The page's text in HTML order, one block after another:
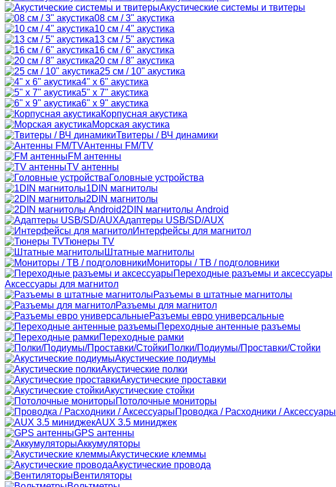
Акустические системы и твитеры
08 см / 3" акустика
10 см / 4" акустика
13 см / 5" акустика
16 см / 6" акустика
20 см / 8" акустика
25 см / 10" акустика
4" x 6" акустика
5" x 7" акустика
6" x 9" акустика
Корпусная акустика
Морская акустика
Твитеры / ВЧ динамики
Антенны FM/TV
FM антенны
TV антенны
Головные устройства
1DIN магнитолы
2DIN магнитолы
2DIN магнитолы Android
Адаптеры USB/SD/AUX
Интерфейсы для магнитол
Тюнеры TV
Штатные магнитолы
Мониторы / ТВ / подголовники
Переходные разъемы и аксессуары
Аксессуары для магнитол
Разъемы в штатные магнитолы
Разъемы для магнитол
Разъемы евро универсальные
Переходные антенные разъемы
Переходные рамки
Полки/Подиумы/Проставки/Стойки
Акустические подиумы
Акустические полки
Акустические проставки
Акустические стойки
Потолочные мониторы
Проводка / Расходники / Аксессуары
AUX 3.5 миниджек
GPS антенны
Аккумуляторы
Акустические клеммы
Акустические провода
Вентиляторы